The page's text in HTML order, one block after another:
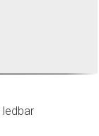
ledbar